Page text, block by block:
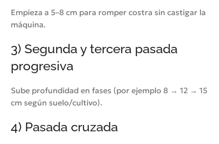
Empieza a 5–8 cm para romper costra sin castigar la
máquina.
3) Segunda y tercera pasada
progresiva
Sube profundidad en fases (por ejemplo 8 → 12 → 15
cm según suelo/cultivo).
4) Pasada cruzada